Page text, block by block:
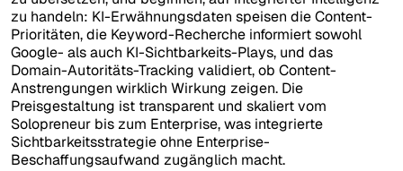
zu handeln: KI-Erwähnungsdaten speisen die Content-
Prioritäten, die Keyword-Recherche informiert sowohl
Google- als auch KI-Sichtbarkeits-Plays, und das
Domain-Autoritäts-Tracking validiert, ob Content-
Anstrengungen wirklich Wirkung zeigen. Die
Preisgestaltung ist transparent und skaliert vom
Solopreneur bis zum Enterprise, was integrierte
Sichtbarkeitsstrategie ohne Enterprise-
Beschaffungsaufwand zugänglich macht.